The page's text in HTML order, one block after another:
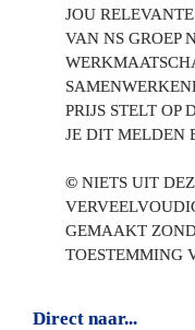
JOU
VAN NS GROEP
PRIJS STELT OP
JE DIT MELDEN
© NIETS UIT
GEMAAKT
TOESTEMMING
Direct naar...